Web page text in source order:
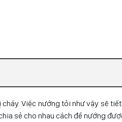
Việc nướng tỏi như vậy sẽ
sẻ cho nhau cách để nướng